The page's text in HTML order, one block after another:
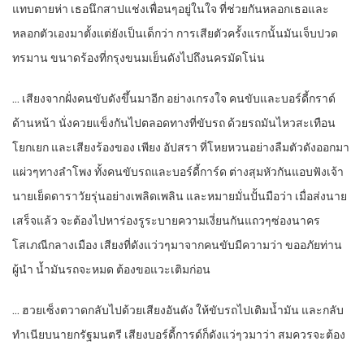
แทบตายห่า เธอนึกสาปแช่งเพื่อนๆอยู่ในใจ ที่ช่วยกันหลอกเธอและ
หลอกตัวเองมาตั้งแต่ยังเป็นเด็กว่า การเสียตัวครั้งแรกนั้นมันเจ็บปวด
ทรมาน ขนาดร้องที่กรุงขนมเย็นดังไปถึงนครมัดโน่น
… เสียงจากฝั่งคนขับดังขึ้นมาอีก อย่างเกรงใจ คนขับและบอร์ดี้กราด์
ด้านหน้า นั่งควยแข็งกันไปตลอดทางที่ขับรถ ด้วยรถมันไหวสะเทือน
โยกเยก และเสียงร้องของ เพียง อัปสรา ที่โหยหวนอย่างลืมตัวดังออกมา
แผ่วๆทางลำโพง ทั้งคนขับรถและบอร์ดี้การ์ด ต่างสุมหัวกันแอบฟังเจ้า
นายเย็ดดาราวัยรุ่นอย่างเพลิดเพลิน และหมายมั่นปั้นมือว่า เมื่อส่งนาย
เสร็จแล้ว จะต้องไปหาร่องรูระบายความเงี่ยนกันแถวๆซ่องนาคร
โสเภณีกลางเมือง เสียงที่ดังแว่วๆมาจากคนขับมีความว่า ขออภัยท่าน
ผู้นำ น้ำมันรถจะหมด ต้องขอแวะเติมก่อน
… ฮวยเซ็งตวาดกลับไปด้วยเสียงอันดัง ให้ขับรถไปเติมน้ำมัน และกลับ
ทำเนียบนายกรัฐมนตรี เสียงบอร์ดี้การด์ก็ดังแว่ๆวมาว่า สมควรจะต้อง